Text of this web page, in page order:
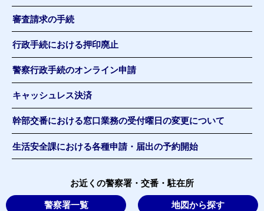
審査請求の手続
行政手続における押印廃止
警察行政手続のオンライン申請
キャッシュレス決済
幹部交番における窓口業務の受付曜日の変更について
生活安全課における各種申請・届出の予約開始
お近くの警察署・交番・駐在所
警察署一覧 地図から探す